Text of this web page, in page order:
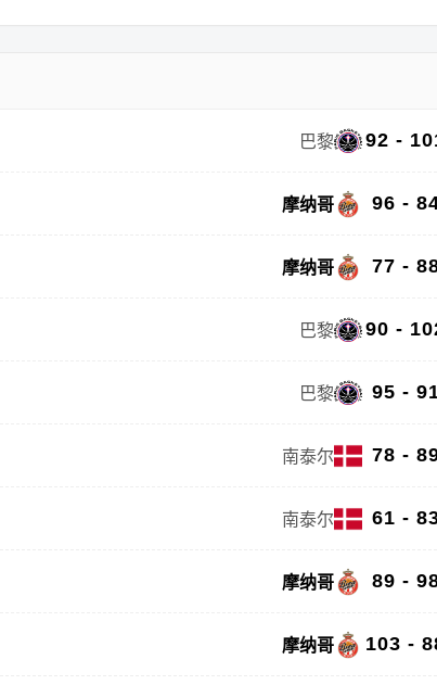
巴黎 92 -
摩纳哥 96 -
摩纳哥 77 -
巴黎 90 -
巴黎 95 -
南泰尔 78 -
南泰尔 61 -
摩纳哥 89 -
摩纳哥 103 -